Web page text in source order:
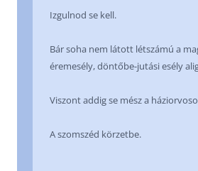
Izgulnod se kell.
Bár soha nem látott létszámú a
éremesély, döntőbe-jutási esély
Viszont addig se mész a
A szomszéd körzetbe.